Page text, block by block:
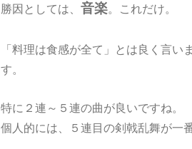
勝因としては、 音楽。これだけ。
「料理は食感が全て」とは良く言
す。
特に２連～５連の曲が良いですね。
個人的には、５連目の剣戟乱舞が一